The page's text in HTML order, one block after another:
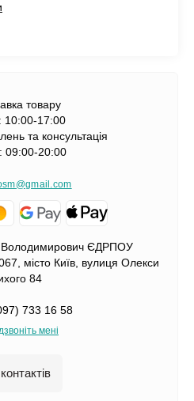
товару
10:00-17:00
та консультація
09:00-20:00
Володимирович ЄДРПОУ
місто Київ, вулиця Олекси
84
733 16 58
мені